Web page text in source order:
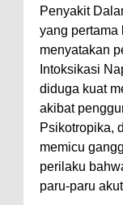
Penyakit
yang pertama
menyatakan
Intoksikasi
diduga kuat
akibat
Psikotropika,
memicu
perilaku
paru-paru